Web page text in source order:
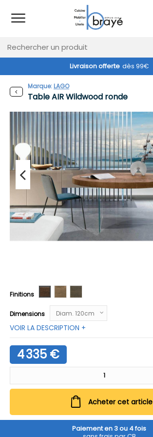
Livraison offerte dès 99€
Table AIR Wildwood ronde
Marque:LAGO
Finitions Wildwood Scuro
Wildwood Naturale
Dimensions
VOIR LA DESCRIPTION +
4 335 €
Acheter cet article
Paiement en 3 ou 4 fois